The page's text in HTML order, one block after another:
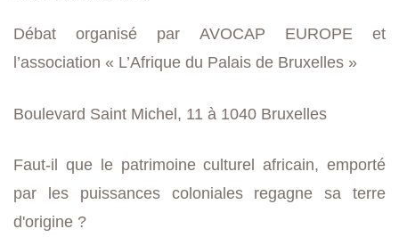
Débat organisé par AVOCAP EUROPE et
l’association « L’Afrique du Palais de Bruxelles »
Boulevard Saint Michel, 11 à 1040 Bruxelles
Faut-il que le patrimoine culturel africain, emporté
par les puissances coloniales regagne sa terre
d'origine ?